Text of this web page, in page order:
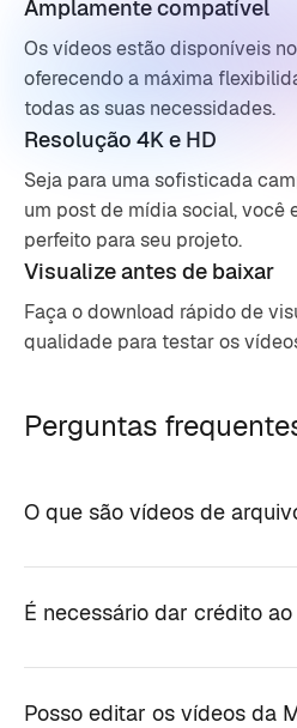
Amplamente compatível
Os vídeos estão disponíveis
oferecendo a máxima
todas as suas necessidades.
Resolução 4K e HD
Seja para uma sofisticada
um post de mídia social, você
perfeito para seu projeto.
Visualize antes de baixar
Faça o download rápido de
qualidade para testar os
Perguntas
O que são vídeos de
É necessário dar crédito
Posso editar os vídeos da